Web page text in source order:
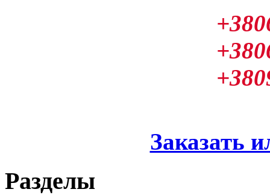
Заказать
Разделы